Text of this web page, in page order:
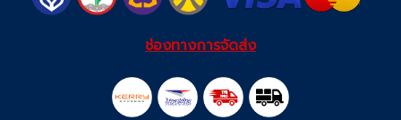
ช่องทางการจัดส่ง